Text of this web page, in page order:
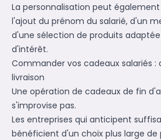
La personnalisation peut
l'ajout du prénom du salarié, d'un
d'une sélection de produits
d'intérêt.
Commander vos cadeaux salariés :
livraison
Une opération de cadeaux de fin
s'improvise pas.
Les entreprises qui anticipent
bénéficient d'un choix plus large de